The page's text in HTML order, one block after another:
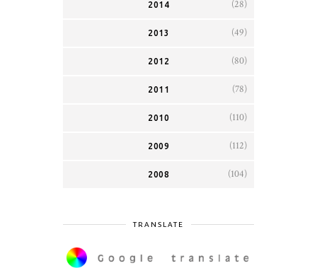
2014 (28)
2013 (49)
2012 (80)
2011 (78)
2010 (110)
2009 (112)
2008 (104)
TRANSLATE